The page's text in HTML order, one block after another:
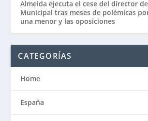
Almeida ejecuta el cese del director
Municipal tras meses de polémicas
una menor y las oposiciones
CATEGORÍAS
Home
España